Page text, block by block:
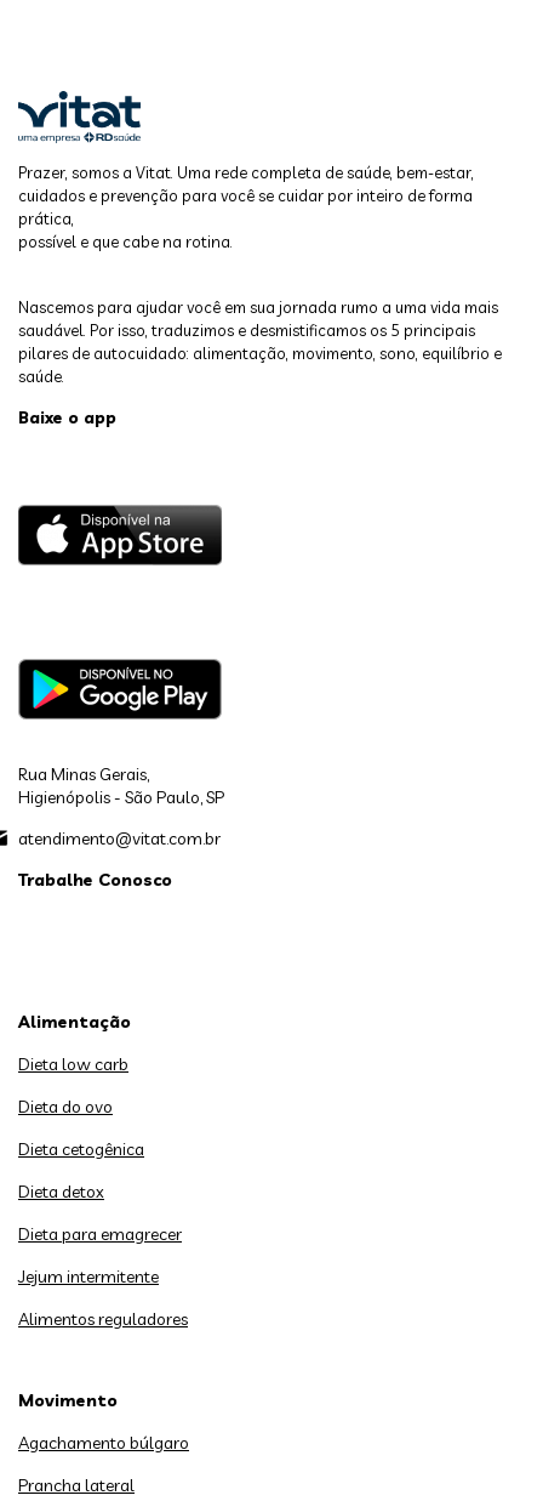
Prazer, somos a Vitat. Uma rede completa de saúde, bem-estar,
cuidados e prevenção para você se cuidar por inteiro de forma
prática,
possível e que cabe na rotina.
Nascemos para ajudar você em sua jornada rumo a uma vida mais
saudável. Por isso, traduzimos e desmistificamos os 5 principais
pilares de autocuidado: alimentação, movimento, sono, equilíbrio e
saúde.
Baixe o app
Rua Minas Gerais,
Higienópolis - São Paulo, SP
atendimento@vitat.com.br
Trabalhe Conosco
Alimentação
Dieta low carb
Dieta do ovo
Dieta cetogênica
Dieta detox
Dieta para emagrecer
Jejum intermitente
Alimentos reguladores
Movimento
Agachamento búlgaro
Prancha lateral